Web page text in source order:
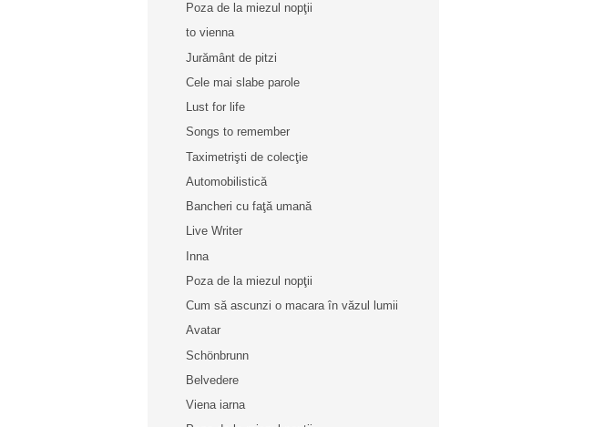
Poza de la miezul nopţii
to vienna
Jurământ de pitzi
Cele mai slabe parole
Lust for life
Songs to remember
Taximetrişti de colecţie
Automobilistică
Bancheri cu faţă umană
Live Writer
Inna
Poza de la miezul nopţii
Cum să ascunzi o macara în văzul lumii
Avatar
Schönbrunn
Belvedere
Viena iarna